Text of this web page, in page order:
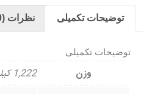
توضیحات تکمیلی نظرات (0)
توضیحات تکمیلی
وزن
1,222 کیلوگرم